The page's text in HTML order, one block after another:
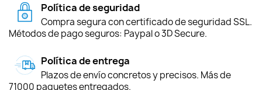
Política de seguridad
Compra segura con certificado de seguridad SSL.
Métodos de pago seguros: Paypal o 3D Secure.
Política de entrega
Plazos de envío concretos y precisos. Más de
71000 paquetes entregados.